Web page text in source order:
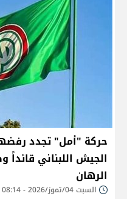
حركة "أمل" تجدد
الجيش اللبناني قائداً
الرهان
السبت 04/تموز/2026 - 08:14 ص